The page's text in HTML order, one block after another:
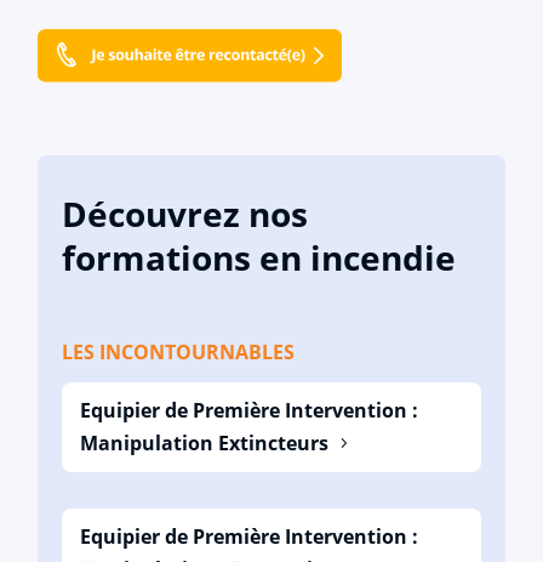
Découvrez nos
formations en incendie
LES INCONTOURNABLES
Equipier de Première Intervention :
Manipulation Extincteurs
Equipier de Première Intervention :